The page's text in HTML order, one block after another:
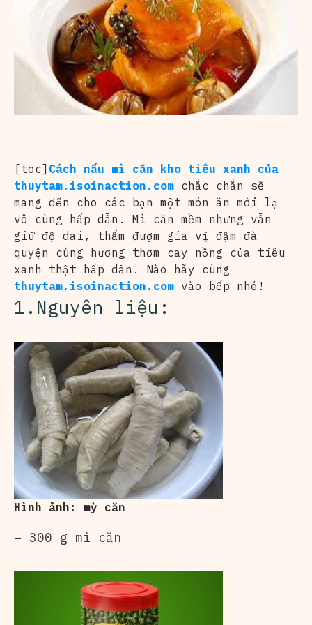
[toc] Cách nấu mì căn kho tiêu xanh của
thuytam.isoinaction.com chắc chắn sẽ
mang đến cho các bạn một món ăn mới lạ
vô cùng hấp dẫn. Mì căn mềm nhưng vẫn
giữ độ dai, thấm đượm gia vị đậm đà
quyện cùng hương thơm cay nồng của tiêu
xanh thật hấp dẫn. Nào hãy cùng
thuytam.isoinaction.com vào bếp nhé!
1.Nguyên liệu:
Hình ảnh: mỳ căn
– 300 g mì căn